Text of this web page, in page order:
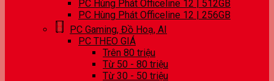
PC Hùng Phát Officeline 12 | 512GB
PC Hùng Phát Officeline 12 | 256GB
PC Gaming, Đồ Hoạ, AI
PC THEO GIÁ
Trên 80 triệu
Từ 50 - 80 triệu
Từ 30 - 50 triệu